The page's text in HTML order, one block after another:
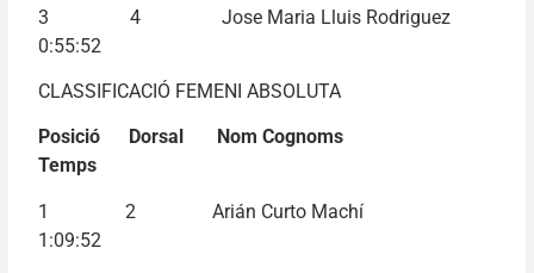
3 4 Jose Maria Lluis Rodriguez
0:55:52
CLASSIFICACIÓ FEMENI ABSOLUTA
Posició Dorsal Nom Cognoms
Temps
1 2 Arián Curto Machí
1:09:52